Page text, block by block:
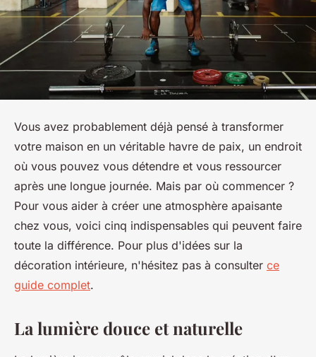
Vous avez probablement déjà pensé à transformer
votre maison en un véritable havre de paix, un endroit
où vous pouvez vous détendre et vous ressourcer
après une longue journée. Mais par où commencer ?
Pour vous aider à créer une atmosphère apaisante
chez vous, voici cinq indispensables qui peuvent faire
toute la différence. Pour plus d'idées sur la
décoration intérieure, n'hésitez pas à consulter ce
guide complet.
La lumière douce et naturelle